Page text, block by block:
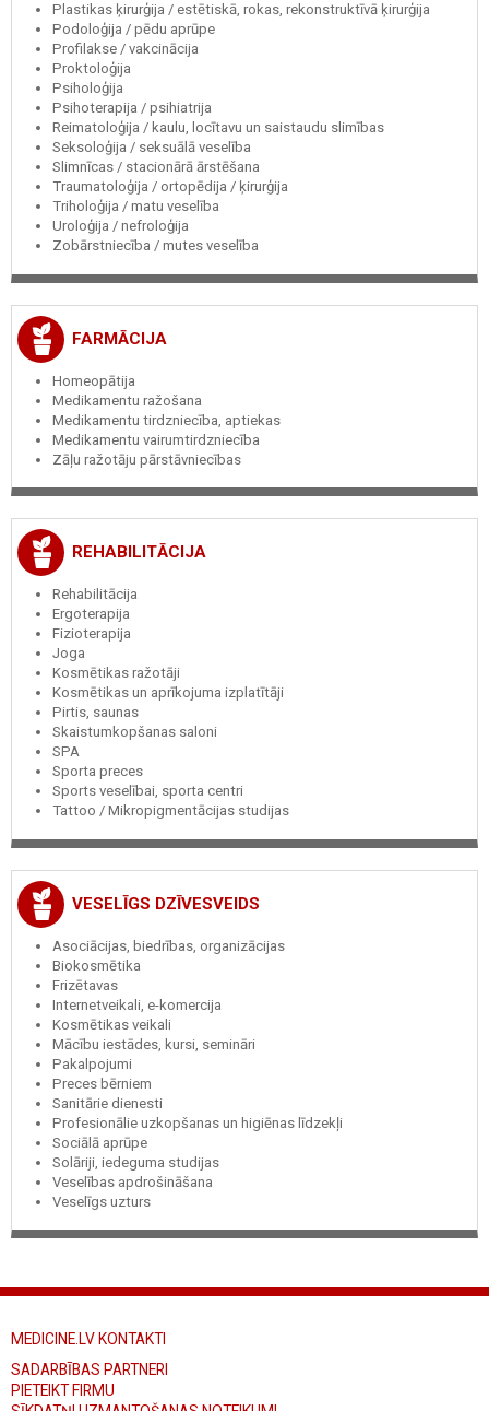
Plastikas ķirurģija / estētiskā, rokas, rekonstruktīvā ķirurģija
Podoloģija / pēdu aprūpe
Profilakse / vakcinācija
Proktoloģija
Psiholoģija
Psihoterapija / psihiatrija
Reimatoloģija / kaulu, locītavu un saistaudu slimības
Seksoloģija / seksuālā veselība
Slimnīcas / stacionārā ārstēšana
Traumatoloģija / ortopēdija / ķirurģija
Triholoģija / matu veselība
Uroloģija / nefroloģija
Zobārstniecība / mutes veselība
FARMĀCIJA
Homeopātija
Medikamentu ražošana
Medikamentu tirdzniecība, aptiekas
Medikamentu vairumtirdzniecība
Zāļu ražotāju pārstāvniecības
REHABILITĀCIJA
Rehabilitācija
Ergoterapija
Fizioterapija
Joga
Kosmētikas ražotāji
Kosmētikas un aprīkojuma izplatītāji
Pirtis, saunas
Skaistumkopšanas saloni
SPA
Sporta preces
Sports veselībai, sporta centri
Tattoo / Mikropigmentācijas studijas
VESELĪGS DZĪVESVEIDS
Asociācijas, biedrības, organizācijas
Biokosmētika
Frizētavas
Internetveikali, e-komercija
Kosmētikas veikali
Mācību iestādes, kursi, semināri
Pakalpojumi
Preces bērniem
Sanitārie dienesti
Profesionālie uzkopšanas un higiēnas līdzekļi
Sociālā aprūpe
Solāriji, iedeguma studijas
Veselības apdrošināšana
Veselīgs uzturs
MEDICINE.LV KONTAKTI
SADARBĪBAS PARTNERI
PIETEIKT FIRMU